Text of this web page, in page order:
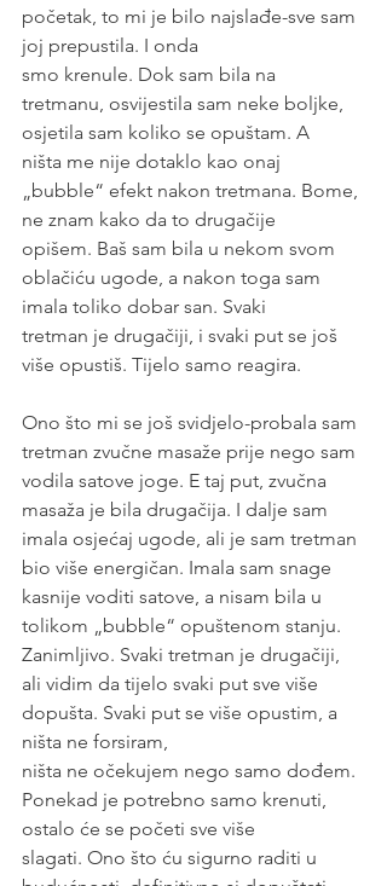
početak, to mi je bilo najslađe-sve sam
joj prepustila. I onda
smo krenule. Dok sam bila na
tretmanu, osvijestila sam neke boljke,
osjetila sam koliko se opuštam. A
ništa me nije dotaklo kao onaj
„bubble“ efekt nakon tretmana. Bome,
ne znam kako da to drugačije
opišem. Baš sam bila u nekom svom
oblačiću ugode, a nakon toga sam
imala toliko dobar san. Svaki
tretman je drugačiji, i svaki put se još
više opustiš. Tijelo samo reagira.
Ono što mi se još svidjelo-probala sam
tretman zvučne masaže prije nego sam
vodila satove joge. E taj put, zvučna
masaža je bila drugačija. I dalje sam
imala osjećaj ugode, ali je sam tretman
bio više energičan. Imala sam snage
kasnije voditi satove, a nisam bila u
tolikom „bubble“ opuštenom stanju.
Zanimljivo. Svaki tretman je drugačiji,
ali vidim da tijelo svaki put sve više
dopušta. Svaki put se više opustim, a
ništa ne forsiram,
ništa ne očekujem nego samo dođem.
Ponekad je potrebno samo krenuti,
ostalo će se početi sve više
slagati. Ono što ću sigurno raditi u